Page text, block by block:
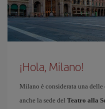
¡Hola, Milano!
Milano è considerata una
anche la sede del Teatro alla